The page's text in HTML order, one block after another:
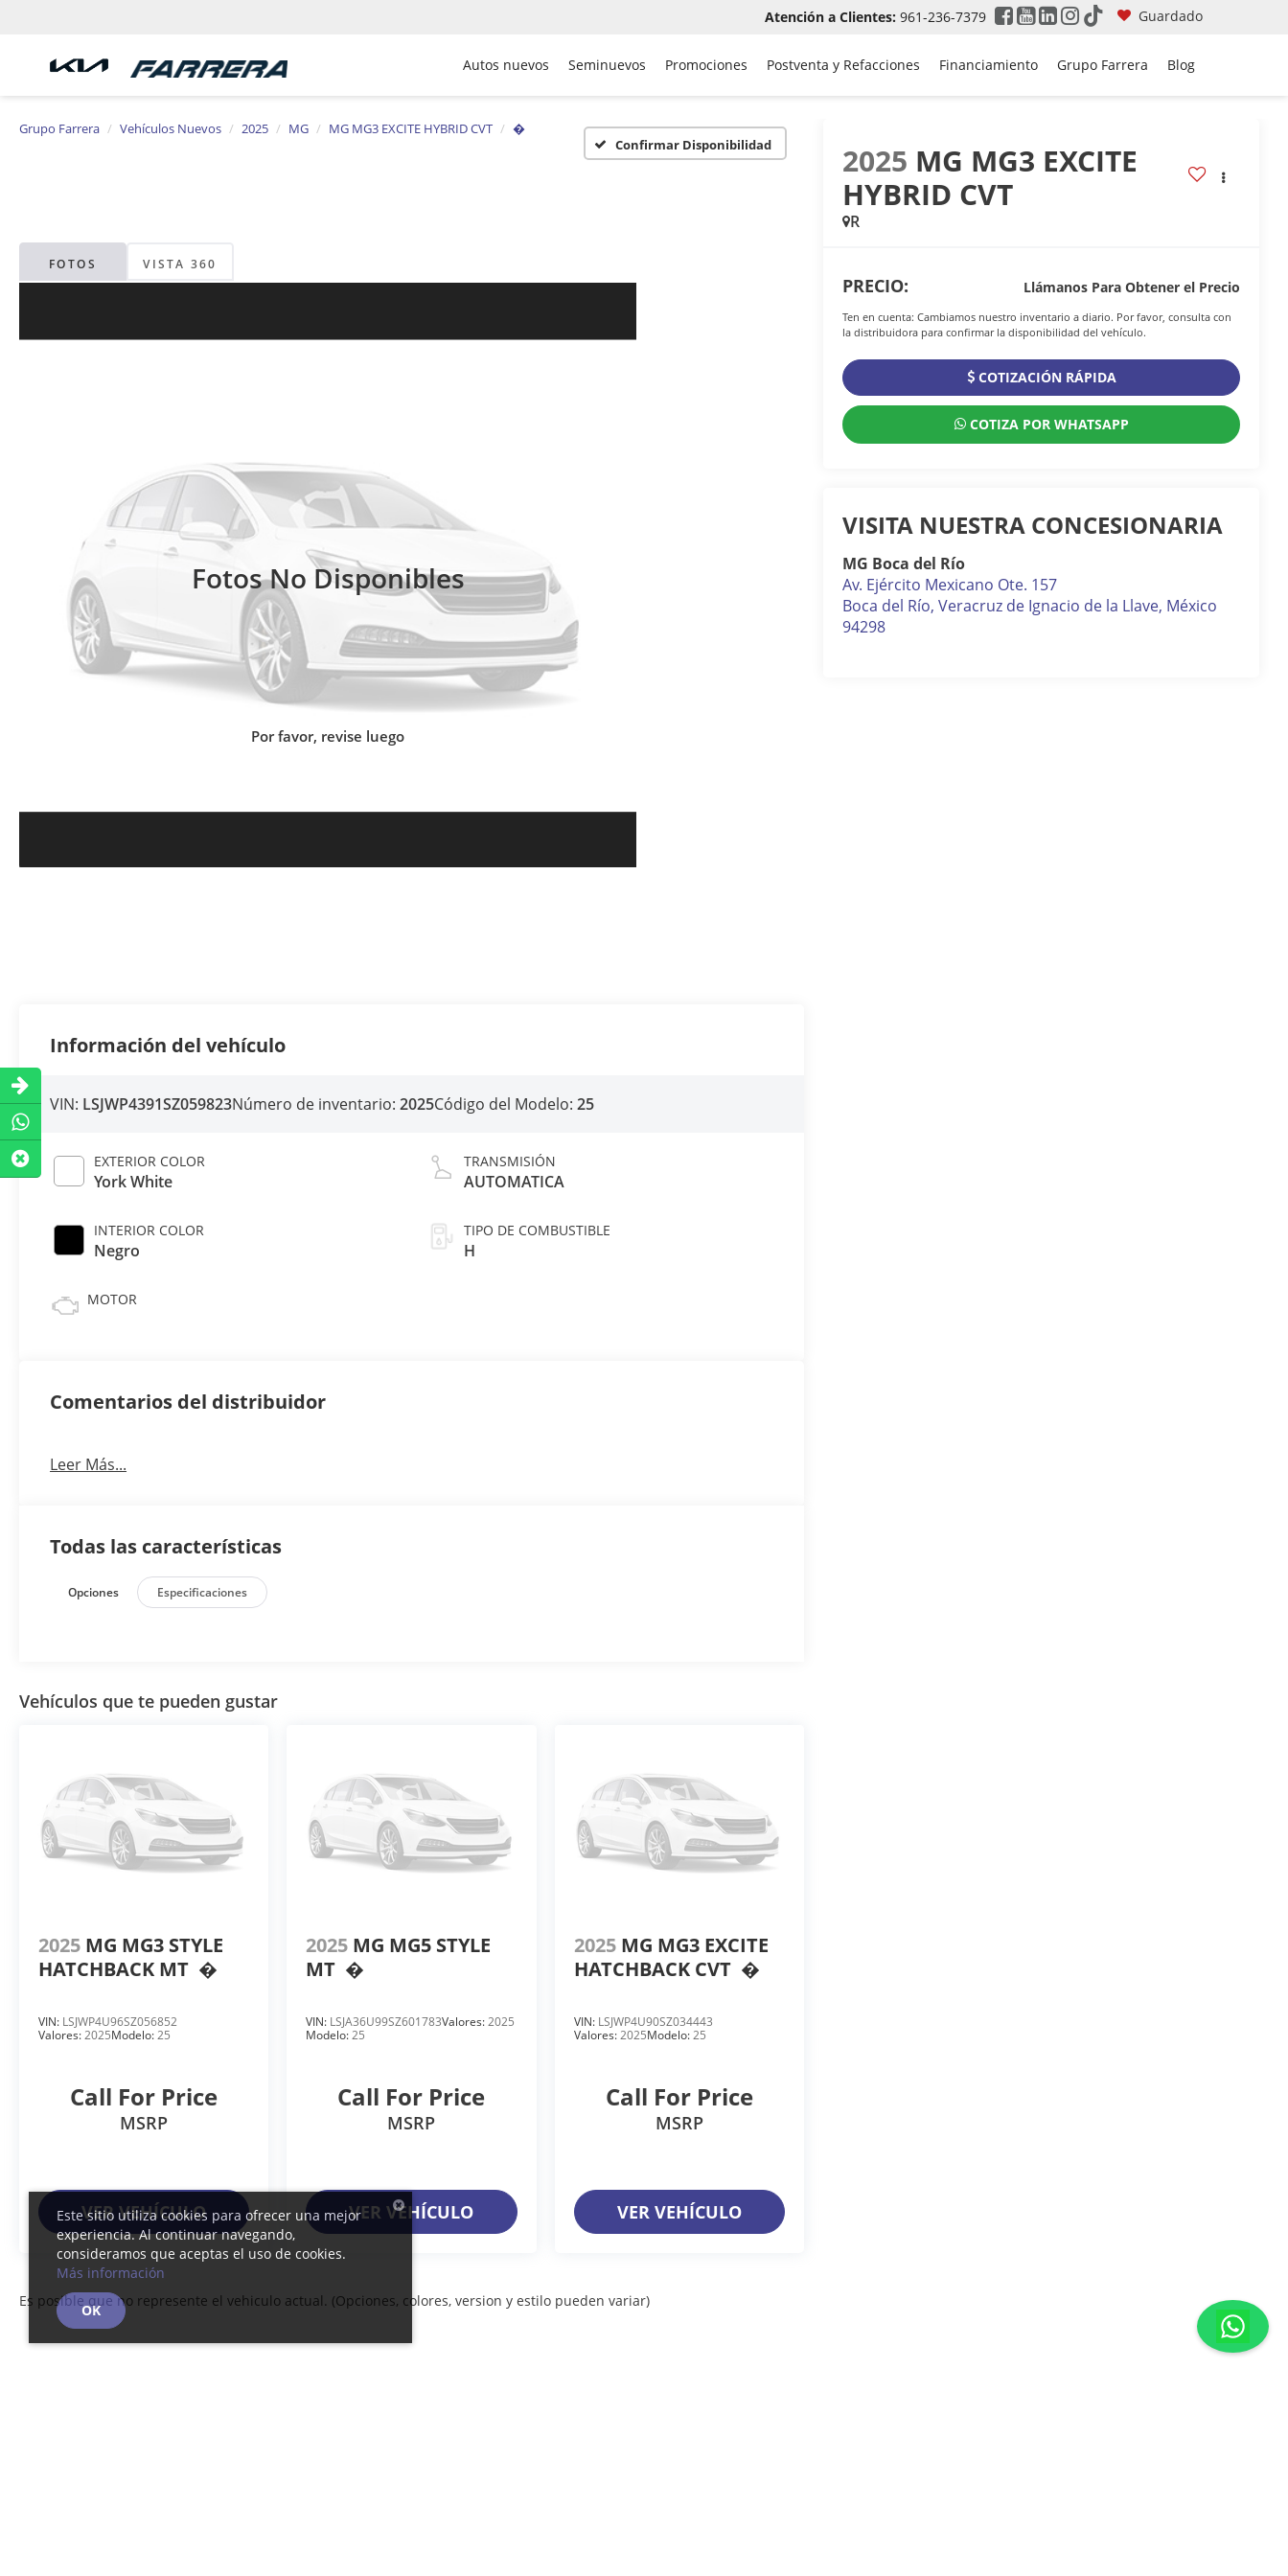
Atención a Clientes: 961-236-7379 Guardado
Autos nuevos Seminuevos Promociones Postventa y Refacciones Financiamiento Grupo Farrera Blog
Grupo Farrera Vehículos Nuevos 2025 MG MG MG3 EXCITE HYBRID CVT
�
Confirmar Disponibilidad
FOTOS VISTA 360
Fotos No Disponibles
Por favor, revise luego
2025 MG MG3 EXCITE
HYBRID CVT
R
PRECIO: Llámanos Para Obtener el Precio
Ten en cuenta: Cambiamos nuestro inventario a diario. Por favor, consulta con
la distribuidora para confirmar la disponibilidad del vehículo.
COTIZACIÓN RÁPIDA
COTIZA POR WHATSAPP
VISITA NUESTRA CONCESIONARIA
MG Boca del Río
Av. Ejército Mexicano Ote. 157
Boca del Río,Veracruz de Ignacio de la Llave, México
94298
Información del vehículo
VIN: LSJWP4391SZ059823Número de inventario:2025Código del Modelo:25
EXTERIOR COLOR
York White
INTERIOR COLOR
Negro
MOTOR
TRANSMISIÓN
AUTOMATICA
TIPO DE COMBUSTIBLE
H
Comentarios del distribuidor
Leer Más...
Todas las características
Opciones Especificaciones
Vehículos que te pueden gustar
2025 MG MG3 STYLE
HATCHBACK MT �
VIN: LSJWP4U96SZ056852
Valores:2025Modelo:25
Call For Price
MSRP
VER VEHÍCULO
2025 MG MG5 STYLE
MT �
VIN: LSJA36U99SZ601783Valores:2025
Modelo:25
Call For Price
MSRP
VER VEHÍCULO
2025 MG MG3 EXCITE
HATCHBACK CVT �
VIN: LSJWP4U90SZ034443
Valores:2025Modelo:25
Call For Price
MSRP
VER VEHÍCULO
Es posible que no represente el vehiculo actual. (Opciones, colores, version y estilo pueden variar)
Este sitio utiliza cookies para ofrecer una mejor
experiencia. Al continuar navegando,
consideramos que aceptas el uso de cookies.
Más información
OK